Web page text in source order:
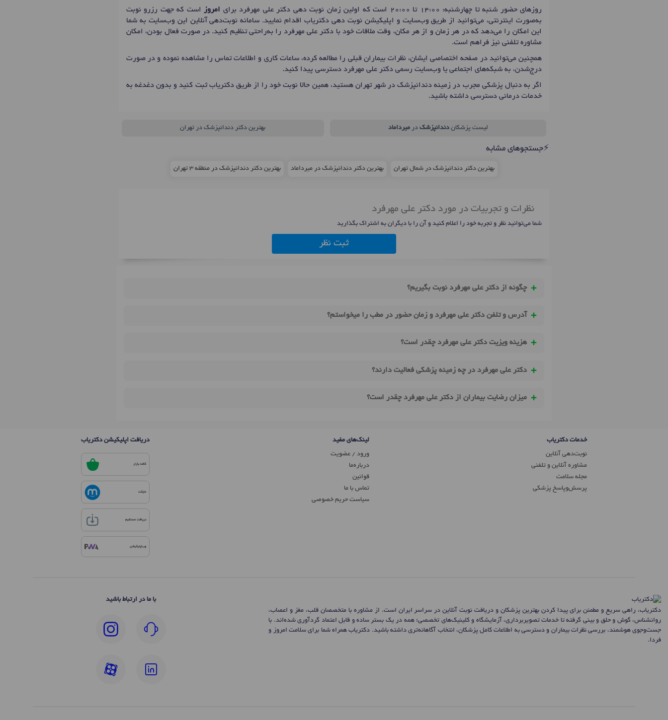
روزهای حضور شنبه تا چهارشنبه: 14:00 تا 20:00 است که اولین زمان نوبت دهی دکتر علی مهرفرد برای
امروز
است که جهت رزرو نوبت
به‌صورت اینترنتی، می‌توانید از طریق وب‌سایت و اپلیکیشن نوبت دهی دکتریاب اقدام نمایید. سامانه نوبت‌دهی آنلاین این وب‌سایت به شما
این امکان را می‌دهد که در هر زمان و از هر مکان، وقت ملاقات خود با دکتر علی مهرفرد را به‌راحتی تنظیم کنید. در صورت فعال بودن، امکان
مشاوره تلفنی نیز فراهم است.
همچنین می‌توانید در صفحه اختصاصی ایشان، نظرات بیماران قبلی را مطالعه کرده، ساعات کاری و اطلاعات تماس را مشاهده نموده و در صورت
درج‌شدن، به شبکه‌های اجتماعی یا وب‌سایت رسمی دکتر علی مهرفرد دسترسی پیدا کنید.
اگر به دنبال پزشکی مجرب در زمینه دندانپزشک در شهر تهران هستید، همین حالا نوبت خود را از طریق دکتریاب ثبت کنید و بدون دغدغه به
خدمات درمانی دسترسی داشته باشید.
لیست پزشکاندندانپزشک درمیرداماد بهترین دکتر دندانپزشک در تهران
⚡جستجوهای مشابه
بهترین دکتر دندانپزشک در شمال تهران بهترین دکتر دندانپزشک در میرداماد بهترین دکتر دندانپزشک در منطقه 3 تهران
نظرات و تجربیات در مورد دکتر علی مهرفرد
شما می‌توانید نظر و تجربه خود را اعلام کنید و آن را با دیگران به اشتراک بگذارید
ثبت نظر
چگونه از دکتر علی مهرفرد نوبت بگیریم؟
آدرس و تلفن دکتر علی مهرفرد و زمان حضور در مطب را میخواستم؟
هزینه ویزیت دکتر علی مهرفرد چقدر است؟
دکتر علی مهرفرد در چه زمینه پزشکی فعالیت دارند؟
میزان رضایت بیماران از دکتر علی مهرفرد چقدر است؟
خدمات دکتریاب
نوبت‌دهی آنلاین
مشاوره آنلاین و تلفنی
مجله سلامت
پرسش‌و‌پاسخ پزشکی
لینک‌های مفید
ورود / عضویت
درباره‌ما
قوانین
تماس ‌با ما
سیاست حریم خصوصی
دریافت اپلیکیشن دکتریاب
کافه بازار
مایکت
دریافت مستقیم
وب‌اپلیکیشن
دکتریاب، راهی سریع و مطمئن برای پیدا کردن بهترین پزشکان و دریافت نوبت آنلاین در سراسر ایران است. از مشاوره با متخصصان قلب، مغز و اعصاب،
روانشناس، گوش و حلق و بینی گرفته تا خدمات تصویربرداری، آزمایشگاه و کلینیک‌های تخصصی؛ همه در یک بستر ساده و قابل اعتماد گردآوری شده‌اند. با
جست‌وجوی هوشمند، بررسی نظرات بیماران و دسترسی به اطلاعات کامل پزشکان، انتخاب آگاهانه‌تری داشته باشید. دکتریاب همراه شما برای سلامت امروز و
فردا.
با ما در ارتباط باشید